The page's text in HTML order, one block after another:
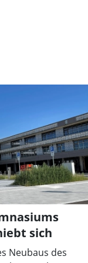
sich
Neubaus des